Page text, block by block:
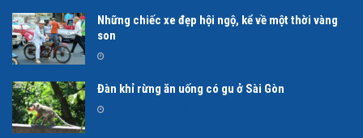
Những chiếc xe đẹp hội ngộ, kể về một thời vàng
son
Đàn khỉ rừng ăn uống có gu ở Sài Gòn